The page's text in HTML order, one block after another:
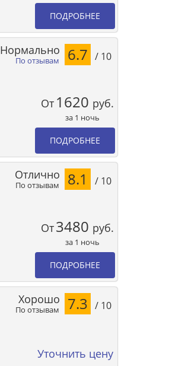
ПОДРОБНЕЕ
По отзывам
Нормально 6.7 / 10
От 1620 руб.
за 1 ночь
ПОДРОБНЕЕ
По отзывам
Отлично 8.1 / 10
От3480 руб.
за 1 ночь
ПОДРОБНЕЕ
По отзывам
Хорошо 7.3 / 10
Уточнить цену